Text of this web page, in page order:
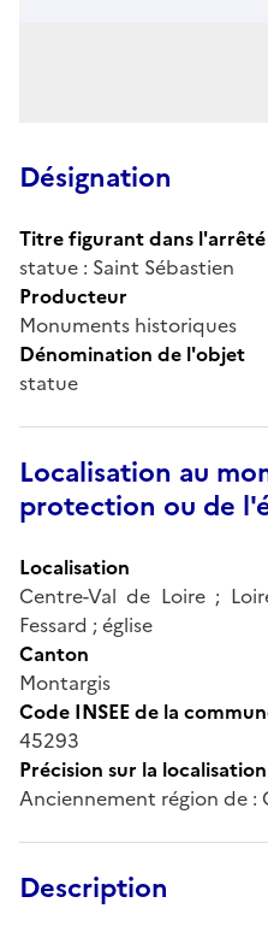
Désignation
Titre figurant dans
statue : Saint Sébastien
Producteur
Monuments historiques
Dénomination de l'objet
statue
Localisation au
protection ou de
Localisation
Centre-Val de Loire ;
Fessard ; église
Canton
Montargis
Code INSEE de la
45293
Précision sur la localisation
Anciennement région de :
Description